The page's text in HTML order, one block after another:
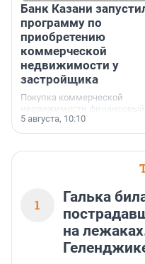
Банк Казани
программу по
приобретению
коммерческой
недвижимости у
застройщика
Покупка коммерческой
недвижимости финансовый
инструмент, доступный для
предпринимателей. Будь
или готовый арендный
успех сделки зависит от
выбора объекта и грамотного
5 августа, 10:10
1
Галька
на